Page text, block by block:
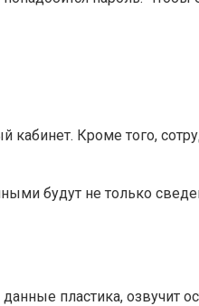
кабинет. Кроме того,
будут не только
пластика, озвучит